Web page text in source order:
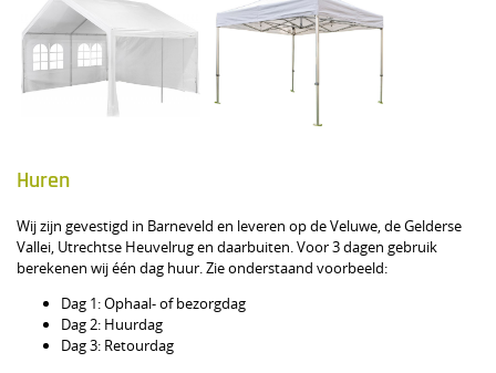
Huren
Wij zijn gevestigd in Barneveld en leveren op de Veluwe, de Gelderse
Vallei, Utrechtse Heuvelrug en daarbuiten. Voor 3 dagen gebruik
berekenen wij één dag huur. Zie onderstaand voorbeeld:
Dag 1: Ophaal- of bezorgdag
Dag 2: Huurdag
Dag 3: Retourdag